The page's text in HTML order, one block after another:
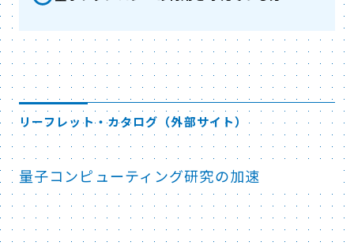
リーフレット・カタログ（外部サイト）
量子コンピューティング研究の加速